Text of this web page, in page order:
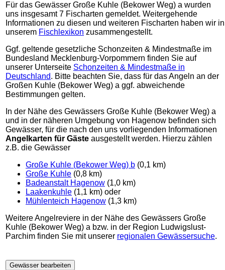
Für das Gewässer Große Kuhle (Bekower Weg) a wurden
uns insgesamt 7 Fischarten gemeldet. Weitergehende
Informationen zu diesen und weiteren Fischarten haben wir in
unserem Fischlexikon zusammengestellt.
Ggf. geltende gesetzliche Schonzeiten & Mindestmaße im
Bundesland Mecklenburg-Vorpommern finden Sie auf
unserer Unterseite Schonzeiten & Mindestmaße in
Deutschland. Bitte beachten Sie, dass für das Angeln an der
Großen Kuhle (Bekower Weg) a ggf. abweichende
Bestimmungen gelten.
In der Nähe des Gewässers Große Kuhle (Bekower Weg) a
und in der näheren Umgebung von Hagenow befinden sich
Gewässer, für die nach den uns vorliegenden Informationen
Angelkarten für Gäste ausgestellt werden. Hierzu zählen
z.B. die Gewässer
Große Kuhle (Bekower Weg) b (0,1 km)
Große Kuhle (0,8 km)
Badeanstalt Hagenow (1,0 km)
Laakenkuhle (1,1 km) oder
Mühlenteich Hagenow (1,3 km)
Weitere Angelreviere in der Nähe des Gewässers Große
Kuhle (Bekower Weg) a bzw. in der Region Ludwigslust-
Parchim finden Sie mit unserer regionalen Gewässersuche.
Gewässer bearbeiten